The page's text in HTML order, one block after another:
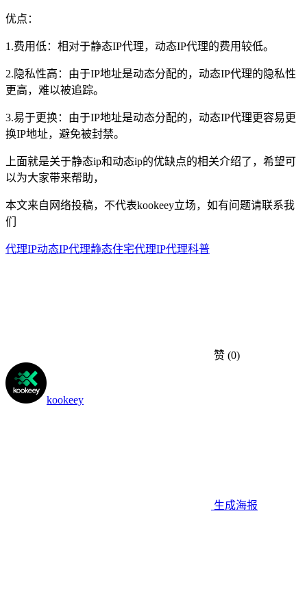
优点：
1.费用低：相对于静态IP代理，动态IP代理的费用较低。
2.隐私性高：由于IP地址是动态分配的，动态IP代理的隐私性
更高，难以被追踪。
3.易于更换：由于IP地址是动态分配的，动态IP代理更容易更
换IP地址，避免被封禁。
上面就是关于静态ip和动态ip的优缺点的相关介绍了，希望可
以为大家带来帮助，
本文来自网络投稿，不代表kookeey立场，如有问题请联系我
们
代理IP动态IP代理静态住宅代理IP代理科普
赞 (0)
kookeey
生成海报